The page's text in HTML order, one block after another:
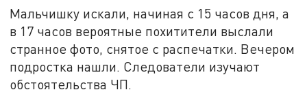
Мальчишку искали, начиная с 15 часов дня, а
в 17 часов вероятные похитители выслали
странное фото, снятое с распечатки. Вечером
подростка нашли. Следователи изучают
обстоятельства ЧП.